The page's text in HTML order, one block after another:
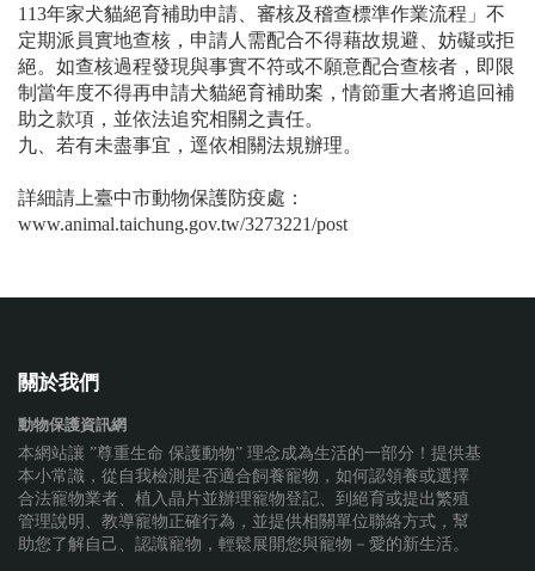
113年家犬貓絕育補助申請、審核及稽查標準作業流程」不
定期派員實地查核，申請人需配合不得藉故規避、妨礙或拒
絕。如查核過程發現與事實不符或不願意配合查核者，即限
制當年度不得再申請犬貓絕育補助案，情節重大者將追回補
助之款項，並依法追究相關之責任。
九、若有未盡事宜，逕依相關法規辦理。
詳細請上臺中市動物保護防疫處：
www.animal.taichung.gov.tw/3273221/post
關於我們
動物保護資訊網
本網站讓 ”尊重生命 保護動物” 理念成為生活的一部分！提供基
本小常識，從自我檢測是否適合飼養寵物，如何認領養或選擇
合法寵物業者、植入晶片並辦理寵物登記、到絕育或提出繁殖
管理說明、教導寵物正確行為，並提供相關單位聯絡方式，幫
助您了解自己、認識寵物，輕鬆展開您與寵物－愛的新生活。